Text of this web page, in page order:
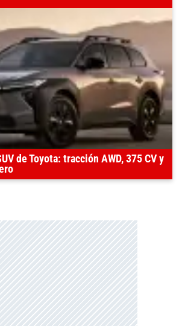
de Toyota: tracción AWD, 375 CV y